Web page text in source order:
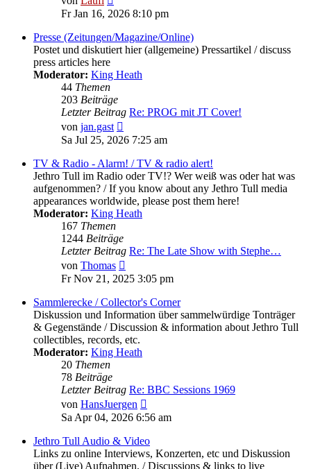
Beitrag
Fr Jan 16, 2026 8:10 pm
Presse (Zeitungen/Magazine/Online)
Postet und diskutiert hier (allgemeine) Pressartikel / discuss
press articles here
Moderator: King Heath
44 Themen
203 Beiträge
Letzter Beitrag Re: PROG mit JT Cover!
von jan.gast
Beitrag
Sa Jul 25, 2026 7:25 am
TV & Radio - Alarm! / TV & radio alert!
Jethro Tull im Radio oder TV!? Wer weiß was oder hat was
aufgenommen? / If you know about any Jethro Tull media
appearances worldwide, please post them here!
Moderator: King Heath
167 Themen
1244 Beiträge
Letzter Beitrag Re: The Late Show with Stephe…
von Thomas
Beitrag
Fr Nov 21, 2025 3:05 pm
Sammlerecke / Collector's Corner
Diskussion und Information über sammelwürdige Tonträger
& Gegenstände / Discussion & information about Jethro Tull
collectibles, records, etc.
Moderator: King Heath
20 Themen
78 Beiträge
Letzter Beitrag Re: BBC Sessions 1969
von HansJuergen
Beitrag
Sa Apr 04, 2026 6:56 am
Jethro Tull Audio & Video
Links zu online Interviews, Konzerten, etc und Diskussion
über (Live) Aufnahmen. / Discussions & links to live